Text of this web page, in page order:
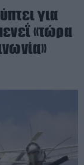
για
«τώρα